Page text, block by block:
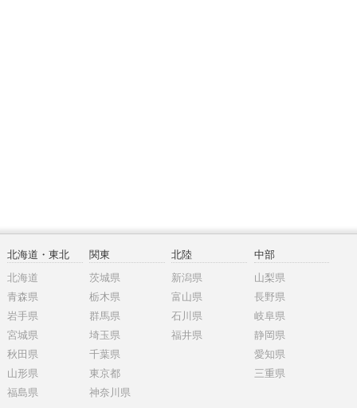
北海道・東北
北海道
青森県
岩手県
宮城県
秋田県
山形県
福島県
関東
茨城県
栃木県
群馬県
埼玉県
千葉県
東京都
神奈川県
北陸
新潟県
富山県
石川県
福井県
中部
山梨県
長野県
岐阜県
静岡県
愛知県
三重県